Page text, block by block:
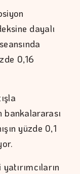
dayalı
0,16
yüzde 0,1